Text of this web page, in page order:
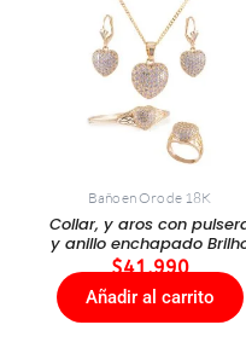
Baño en Oro de 18K
Collar, y aros con
y anillo enchapado
$41.990
Añadir al carrito